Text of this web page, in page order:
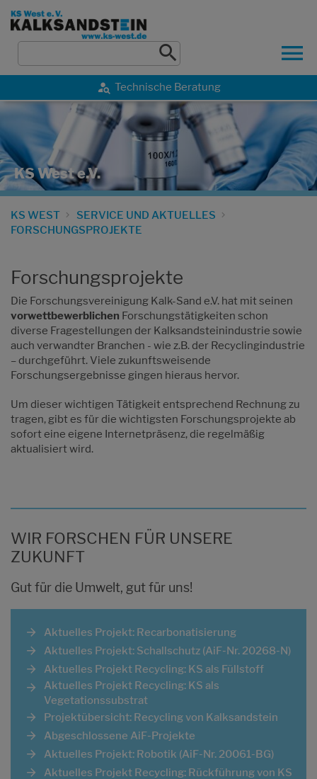
Technische Beratung
KS West e.V.
KS WEST
SERVICE UND AKTUELLES
FORSCHUNGSPROJEKTE
Forschungsprojekte
Die Forschungsvereinigung Kalk-Sand e.V. hat mit seinen
vorwettbewerblichen Forschungstätigkeiten schon
diverse Fragestellungen der Kalksandsteinindustrie sowie
auch verwandter Branchen - wie z.B. der Recyclingindustrie
– durchgeführt. Viele zukunftsweisende
Forschungsergebnisse gingen hieraus hervor.
Um dieser wichtigen Tätigkeit entsprechend Rechnung zu
tragen, gibt es für die wichtigsten Forschungsprojekte ab
sofort eine eigene Internetpräsenz, die regelmäßig
aktualisiert wird.
WIR FORSCHEN FÜR UNSERE
ZUKUNFT
Gut für die Umwelt, gut für uns!
Aktuelles Projekt: Recarbonatisierung
Aktuelles Projekt: Schallschutz (AiF-Nr. 20268-N)
Aktuelles Projekt Recycling: KS als Füllstoff
Aktuelles Projekt Recycling: KS als
Vegetationssubstrat
Projektübersicht: Recycling von Kalksandstein
Abgeschlossene AiF-Projekte
Aktuelles Projekt: Robotik (AiF-Nr. 20061-BG)
Aktuelles Projekt Recycling: Rückführung von KS